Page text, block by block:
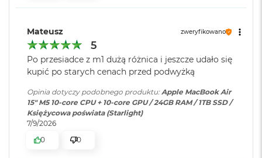
i
y
s
k
u
a
c
B
o
Jasność 500 nitów
Kolory
Możliwość wyświetlania miliarda kolorów
Szeroka gama kolorów (P3)
Technologia True Tone
Pojemność baterii: 66,5 Wh
Szybkie ładowanie:
zasilaczem USB-C o mocy 70W
Ładowanie i
rozbudowa:
Dwa porty Thunderbolt 4
(USB‑C) obsługujące:
Ładowanie,
Mateusz zweryfikowano
5
Po przesiadce z m1 dużą różnica i jeszcze udało się
kupić po starych cenach przed podwyżką
Opinia dotyczy podobnego produktu:Apple MacBook Air
15" M5 10‑core CPU + 10‑core GPU / 24GB RAM / 1TB SSD /
Księżycowa poświata (Starlight)
7/9/2026
0
0